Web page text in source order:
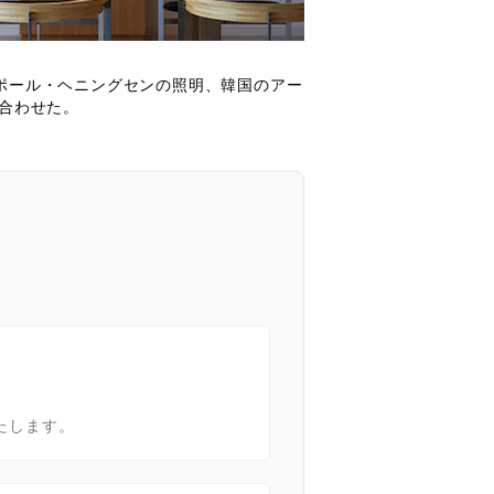
ル・ヘニングセンの照明、韓国のアー
わせた。
ます。